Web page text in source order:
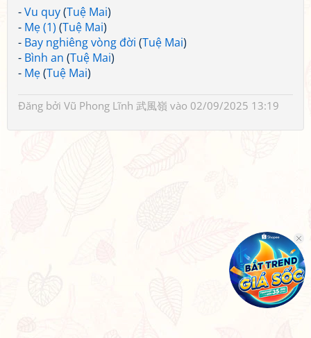
-Vu quy(Tuệ Mai)
- Mẹ (1) (Tuệ Mai)
- Bay nghiêng vòng đời (Tuệ Mai)
- Bình an (Tuệ Mai)
- Mẹ(Tuệ Mai)
Đăng bởi Vũ Phong Lĩnh 武風嶺 vào 02/09/2025 13:19